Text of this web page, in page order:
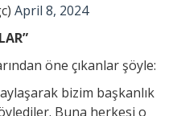
April 8, 2024
öne çıkanlar şöyle:
bizim başkanlık
Buna herkesi o